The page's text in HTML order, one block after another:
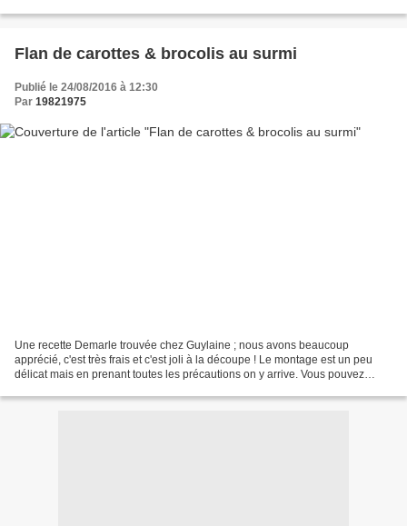
Flan de carottes & brocolis au surmi
Publié le 24/08/2016 à 12:30
Par 19821975
Une recette Demarle trouvée chez Guylaine ; nous avons beaucoup
apprécié, c'est très frais et c'est joli à la découpe ! Le montage est un peu
délicat mais en prenant toutes les précautions on y arrive. Vous pouvez